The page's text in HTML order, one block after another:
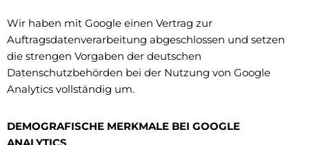
Wir haben mit Google einen Vertrag zur
Auftragsdatenverarbeitung abgeschlossen und setzen
die strengen Vorgaben der deutschen
Datenschutzbehörden bei der Nutzung von Google
Analytics vollständig um.
DEMOGRAFISCHE MERKMALE BEI GOOGLE